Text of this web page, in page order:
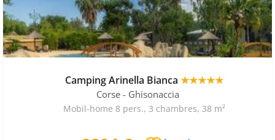
Camping Arinella Bianca ★★★★★
Corse - Ghisonaccia
Mobil-home 8 pers., 3 chambres, 38 m²